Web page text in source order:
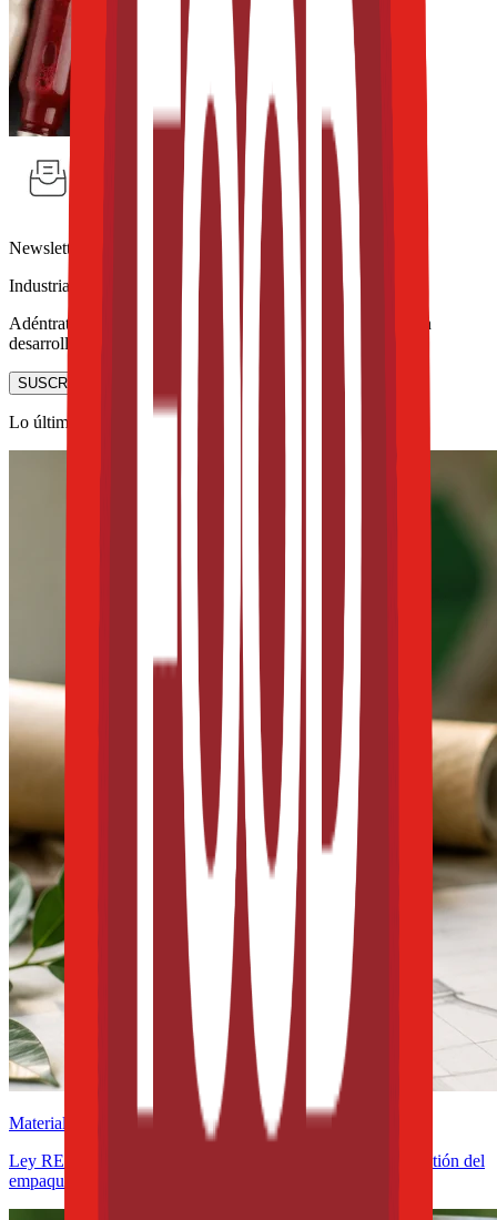
Newsletter
Industria de Bebidas
Adéntrate en los ingredientes funcionales y las tendencias en
desarrollo e innovación de bebidas.
SUSCRIBIRME AHORA
Lo último
Materiales
Ley REP en América Latina: cómo cambia el diseño y la gestión del
empaque alimentario